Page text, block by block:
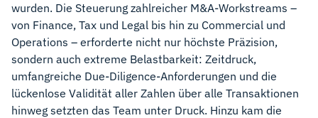
wurden. Die Steuerung zahlreicher M&A-Workstreams –
von Finance, Tax und Legal bis hin zu Commercial und
Operations – erforderte nicht nur höchste Präzision,
sondern auch extreme Belastbarkeit: Zeitdruck,
umfangreiche Due-Diligence-Anforderungen und die
lückenlose Validität aller Zahlen über alle Transaktionen
hinweg setzten das Team unter Druck. Hinzu kam die